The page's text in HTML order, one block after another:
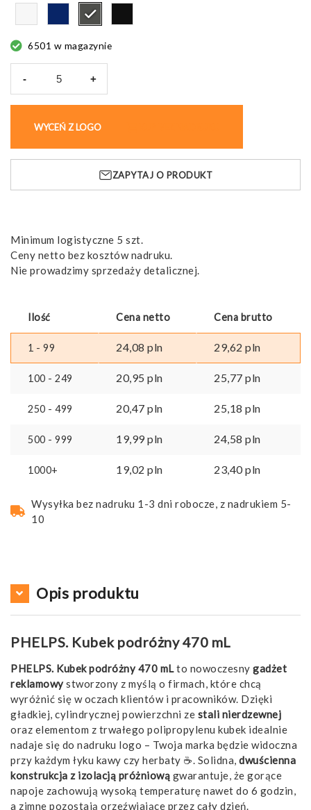
6501 w magazynie
-
podróżny
470
ml
stali
PP
+
WYCEŃ Z LOGO
ZAPYTAJ O PRODUKT
Minimum logistyczne 5 szt.
Ceny netto bez kosztów nadruku.
Nie prowadzimy sprzedaży detalicznej.
Ilość Cena netto Cena brutto
1 - 99 24,08 pln 29,62 pln
100 - 249 20,95 pln 25,77 pln
250 - 499 20,47 pln 25,18 pln
500 - 999 19,99pln 24,58 pln
1000+ 19,02 pln 23,40pln
Wysyłka bez nadruku 1-3 dni robocze, z nadrukiem 5-
10
Opis produktu
PHELPS. Kubek podróżny 470 mL
PHELPS. Kubek podróżny 470 mLto nowoczesny gadżet
reklamowystworzony z myślą o firmach, które chcą
wyróżnić się w oczach klientów i pracowników. Dzięki
gładkiej, cylindrycznej powierzchni ze stali nierdzewnej
oraz elementom z trwałego polipropylenu kubek idealnie
nadaje się do nadruku logo – Twoja marka będzie widoczna
przy każdym łyku kawy czy herbaty ☕. Solidna, dwuścienna
konstrukcja z izolacją próżniową gwarantuje, że gorące
napoje zachowują wysoką temperaturę nawet do 6 godzin,
a zimne pozostają orzeźwiające przez cały dzień.